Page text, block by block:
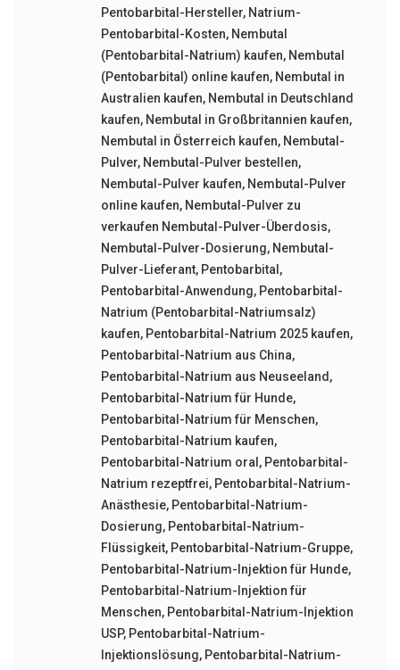
Pentobarbital-Hersteller, Natrium-
Pentobarbital-Kosten, Nembutal
(Pentobarbital-Natrium) kaufen, Nembutal
(Pentobarbital) online kaufen, Nembutal in
Australien kaufen, Nembutal in Deutschland
kaufen, Nembutal in Großbritannien kaufen,
Nembutal in Österreich kaufen, Nembutal-
Pulver, Nembutal-Pulver bestellen,
Nembutal-Pulver kaufen, Nembutal-Pulver
online kaufen, Nembutal-Pulver zu
verkaufen Nembutal-Pulver-Überdosis,
Nembutal-Pulver-Dosierung, Nembutal-
Pulver-Lieferant, Pentobarbital ,
Pentobarbital-Anwendung, Pentobarbital-
Natrium (Pentobarbital-Natriumsalz)
kaufen, Pentobarbital-Natrium 2025 kaufen,
Pentobarbital-Natrium aus China,
Pentobarbital-Natrium aus Neuseeland ,
Pentobarbital-Natrium für Hunde,
Pentobarbital-Natrium für Menschen,
Pentobarbital-Natrium kaufen,
Pentobarbital-Natrium oral , Pentobarbital-
Natrium rezeptfrei, Pentobarbital-Natrium-
Anästhesie, Pentobarbital-Natrium-
Dosierung, Pentobarbital-Natrium-
Flüssigkeit, Pentobarbital-Natrium-Gruppe,
Pentobarbital-Natrium-Injektion für Hunde,
Pentobarbital-Natrium-Injektion für
Menschen, Pentobarbital-Natrium-Injektion
USP, Pentobarbital-Natrium-
Injektionslösung, Pentobarbital-Natrium-